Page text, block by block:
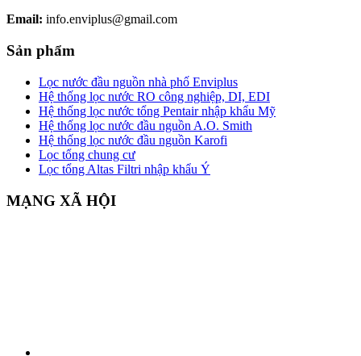
Email: info.enviplus@gmail.com
Sản phẩm
Lọc nước đầu nguồn nhà phố Enviplus
Hệ thống lọc nước RO công nghiệp, DI, EDI
Hệ thống lọc nước tổng Pentair nhập khẩu Mỹ
Hệ thống lọc nước đầu nguồn A.O. Smith
Hệ thống lọc nước đầu nguồn Karofi
Lọc tổng chung cư
Lọc tổng Altas Filtri nhập khẩu Ý
MẠNG XÃ HỘI